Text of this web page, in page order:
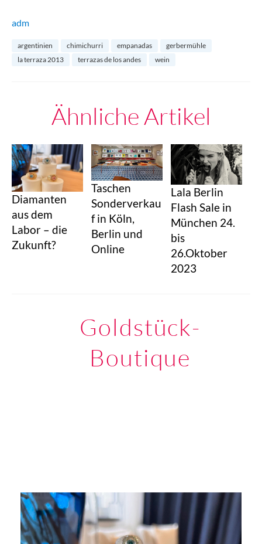
adm
argentinien chimichurri empanadas
gerbermühle
la terraza 2013
terrazas de los andes wein
Ähnliche Artikel
Diamanten
aus dem
Labor – die
Zukunft?
Taschen
Sonderverkau
f in Köln,
Berlin und
Online
Lala Berlin
Flash Sale in
München 24.
bis
26.Oktober
2023
Goldstück-
Boutique